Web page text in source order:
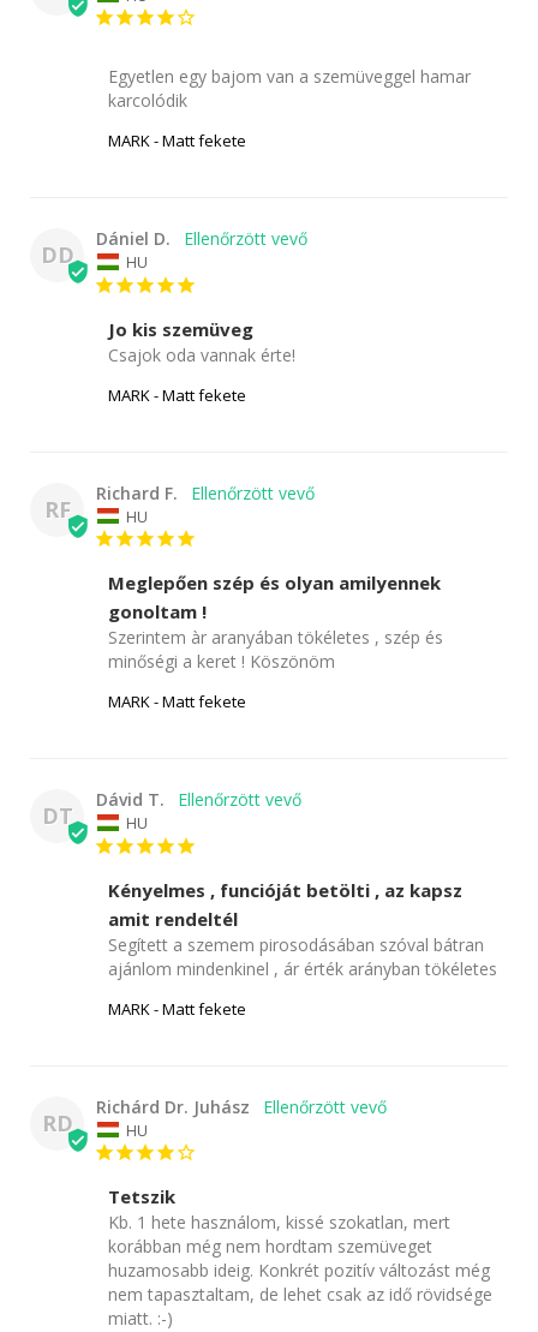
Egyetlen egy bajom van a szemüveggel hamar
karcolódik
MARK - Matt fekete
DD
Dániel D.
HU
Jo kis szemüveg
Csajok oda vannak érte!
MARK - Matt fekete
RF
Richard F.
HU
Meglepően szép és olyan amilyennek
gonoltam !
Szerintem àr aranyában tökéletes , szép és
minőségi a keret ! Köszönöm
MARK - Matt fekete
DT
Dávid T.
HU
Kényelmes , funcióját betölti , az kapsz
amit rendeltél
Segített a szemem pirosodásában szóval bátran
ajánlom mindenkinel , ár érték arányban tökéletes
MARK - Matt fekete
RD
Richárd Dr. Juhász
HU
Tetszik
Kb. 1 hete használom, kissé szokatlan, mert
korábban még nem hordtam szemüveget
huzamosabb ideig. Konkrét pozitív változást még
nem tapasztaltam, de lehet csak az idő rövidsége
miatt. :-)